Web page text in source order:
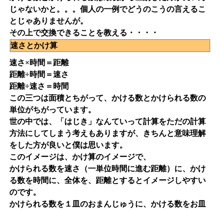
じゃないかと。。。個人の一例でどうのこうの言えるこ
とじゃありませんが。
その上で交換できることを教える・・・・
速さとかけ算
速さ×時間＝距離
距離÷時間＝速さ
距離÷速さ＝時間
この三つは面積とちがって、かける数とかけられる数の
単位がちがっています。
世の中では、「はじき」なんていって計算をただの計算
方法にしてしまう考えもありますが、きちんと意味理解
をした方が良いと僕は思います。
このイメージは、かけ算のイメージで、
かけられる数を速さ（一単位時間に進む距離）に、かけ
る数を時間に、全体を、距離とするとイメージしやすい
のです。
かけられる数を１皿のおまんじゅうに、かける数をお皿